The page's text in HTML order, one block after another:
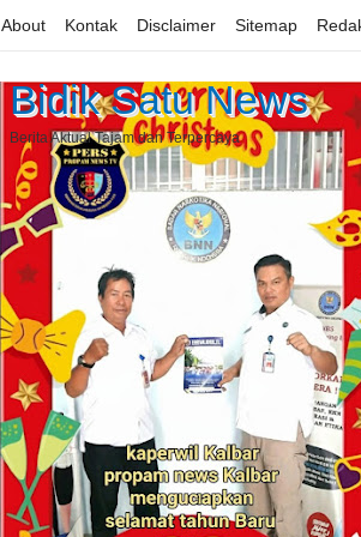
About Kontak Disclaimer Sitemap
Bidik Satu News
Berita Aktual Tajam dan Terpercaya